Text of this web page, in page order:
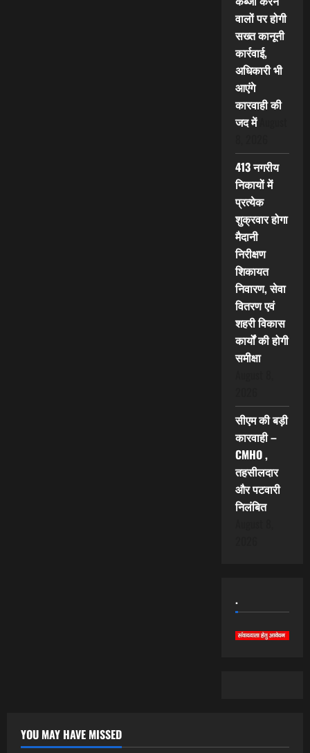
वालों पर होगी
सख्त कानूनी
कार्रवाई,
अधिकारी भी
आएंगे
कारवाही की
जद में
413 नगरीय
निकायों में
प्रत्येक
शुक्रवार होगा
मैदानी
निरीक्षण
शिकायत
निवारण, सेवा
वितरण एवं
शहरी विकास
कार्यों की होगी
समीक्षा
सीएम की बड़ी
कारवाही –
CMHO ,
तहसीलदार
और पटवारी
निलंबित
.
YOU MAY HAVE MISSED